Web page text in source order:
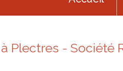
Plectres - Société